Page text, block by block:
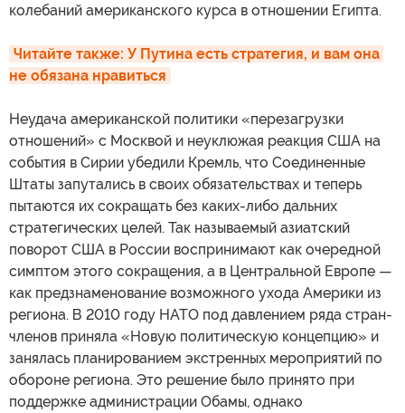
колебаний американского курса в отношении Египта.
Читайте также: У Путина есть стратегия, и вам она
не обязана нравиться
Неудача американской политики «перезагрузки
отношений» с Москвой и неуклюжая реакция США на
события в Сирии убедили Кремль, что Соединенные
Штаты запутались в своих обязательствах и теперь
пытаются их сокращать без каких-либо дальних
стратегических целей. Так называемый азиатский
поворот США в России воспринимают как очередной
симптом этого сокращения, а в Центральной Европе —
как предзнаменование возможного ухода Америки из
региона. В 2010 году НАТО под давлением ряда стран-
членов приняла «Новую политическую концепцию» и
занялась планированием экстренных мероприятий по
обороне региона. Это решение было принято при
поддержке администрации Обамы, однако